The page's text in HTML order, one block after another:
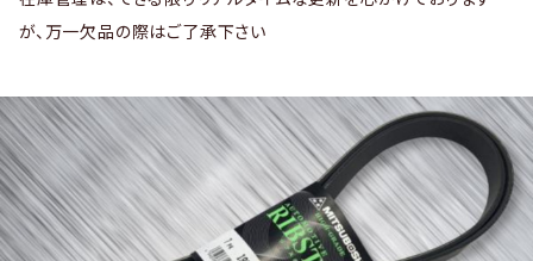
が、万一欠品の際はご了承下さい